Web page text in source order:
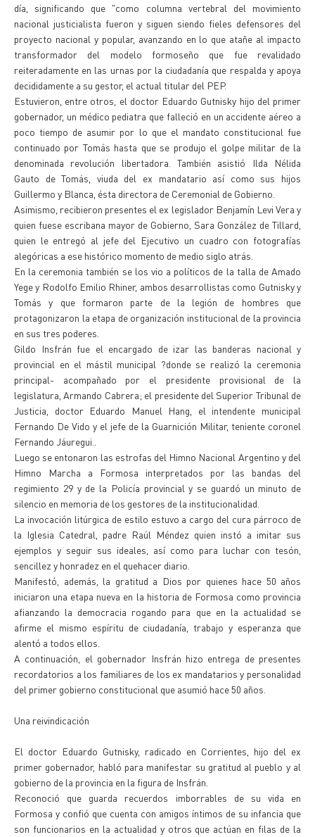
día, significando que "como columna vertebral del movimiento
nacional justicialista fueron y siguen siendo fieles defensores del
proyecto nacional y popular, avanzando en lo que atañe al impacto
transformador del modelo formoseño que fue revalidado
reiteradamente en las urnas por la ciudadanía que respalda y apoya
decididamente a su gestor, el actual titular del PEP.
Estuvieron, entre otros, el doctor Eduardo Gutnisky hijo del primer
gobernador, un médico pediatra que falleció en un accidente aéreo a
poco tiempo de asumir por lo que el mandato constitucional fue
continuado por Tomás hasta que se produjo el golpe militar de la
denominada revolución libertadora. También asistió Ilda Nélida
Gauto de Tomás, viuda del ex mandatario así como sus hijos
Guillermo y Blanca, ésta directora de Ceremonial de Gobierno.
Asimismo, recibieron presentes el ex legislador Benjamín Levi Vera y
quien fuese escribana mayor de Gobierno, Sara González de Tillard,
quien le entregó al jefe del Ejecutivo un cuadro con fotografías
alegóricas a ese histórico momento de medio siglo atrás.
En la ceremonia también se los vio a políticos de la talla de Amado
Yege y Rodolfo Emilio Rhiner, ambos desarrollistas como Gutnisky y
Tomás y que formaron parte de la legión de hombres que
protagonizaron la etapa de organización institucional de la provincia
en sus tres poderes.
Gildo Insfrán fue el encargado de izar las banderas nacional y
provincial en el mástil municipal ?donde se realizó la ceremonia
principal- acompañado por el presidente provisional de la
legislatura, Armando Cabrera; el presidente del Superior Tribunal de
Justicia, doctor Eduardo Manuel Hang, el intendente municipal
Fernando De Vido y el jefe de la Guarnición Militar, teniente coronel
Fernando Jáuregui..
Luego se entonaron las estrofas del Himno Nacional Argentino y del
Himno Marcha a Formosa interpretados por las bandas del
regimiento 29 y de la Policía provincial y se guardó un minuto de
silencio en memoria de los gestores de la institucionalidad.
La invocación litúrgica de estilo estuvo a cargo del cura párroco de
la Iglesia Catedral, padre Raúl Méndez quien instó a imitar sus
ejemplos y seguir sus ideales, así como para luchar con tesón,
sencillez y honradez en el quehacer diario.
Manifestó, además, la gratitud a Dios por quienes hace 50 años
iniciaron una etapa nueva en la historia de Formosa como provincia
afianzando la democracia rogando para que en la actualidad se
afirme el mismo espíritu de ciudadanía, trabajo y esperanza que
alentó a todos ellos.
A continuación, el gobernador Insfrán hizo entrega de presentes
recordatorios a los familiares de los ex mandatarios y personalidad
del primer gobierno constitucional que asumió hace 50 años.
Una reivindicación
El doctor Eduardo Gutnisky, radicado en Corrientes, hijo del ex
primer gobernador, habló para manifestar su gratitud al pueblo y al
gobierno de la provincia en la figura de Insfrán.
Reconoció que guarda recuerdos imborrables de su vida en
Formosa y confió que cuenta con amigos íntimos de su infancia que
son funcionarios en la actualidad y otros que actúan en filas de la